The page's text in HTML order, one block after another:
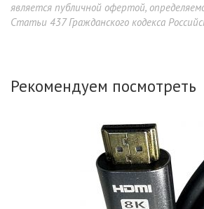
является публичной офертой,
Статьи 437 Гражданского кодекса
Рекомендуем посмотреть